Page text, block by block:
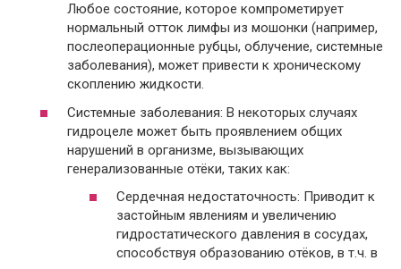
Любое состояние, которое компрометирует
нормальный отток лимфы из мошонки (например,
послеоперационные рубцы, облучение, системные
заболевания), может привести к хроническому
скоплению жидкости.
Системные заболевания: В некоторых случаях
гидроцеле может быть проявлением общих
нарушений в организме, вызывающих
генерализованные отёки, таких как:
Сердечная недостаточность: Приводит к
застойным явлениям и увеличению
гидростатического давления в сосудах,
способствуя образованию отёков, в т.ч. в